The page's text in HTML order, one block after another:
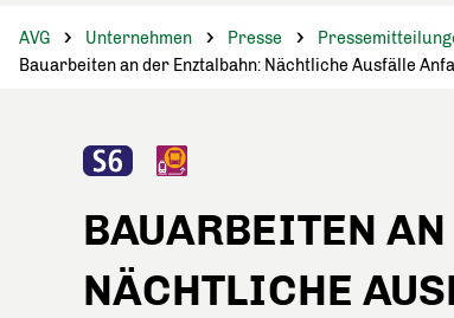
AVG Unternehmen Presse
Bauarbeiten an der Enztalbahn: Nächtliche Ausfälle
BAUARBEITEN
NÄCHTLICHE